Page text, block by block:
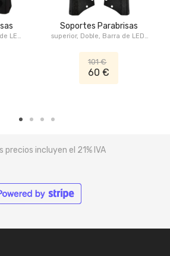
LED,
Soportes Parabrisas
superior, Doble, Barra de LED,
101 €
60 €
precios incluyen el 21% IVA